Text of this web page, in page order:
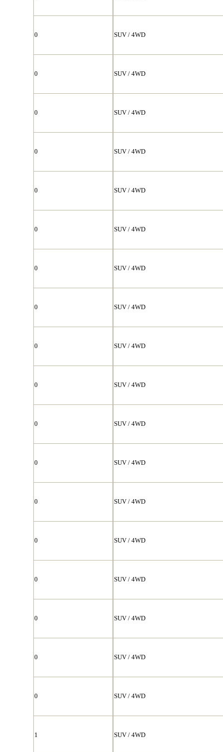
0 SUV / 4WD
0 SUV / 4WD
0 SUV / 4WD
0 SUV / 4WD
0 SUV / 4WD
0 SUV / 4WD
0 SUV / 4WD
0 SUV / 4WD
0 SUV / 4WD
0 SUV / 4WD
0 SUV / 4WD
0 SUV / 4WD
0 SUV / 4WD
0 SUV / 4WD
0 SUV / 4WD
0 SUV / 4WD
0 SUV / 4WD
0 SUV / 4WD
1 SUV / 4WD